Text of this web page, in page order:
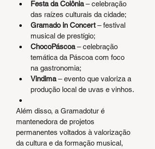
Festa da Colônia – celebração
das raízes culturais da cidade;
Gramado in Concert – festival
musical de prestígio;
ChocoPáscoa – celebração
temática da Páscoa com foco
na gastronomia;
Vindima – evento que valoriza a
produção local de uvas e vinhos.
Além disso, a Gramadotur é
mantenedora de projetos
permanentes voltados à valorização
da cultura e da formação musical,